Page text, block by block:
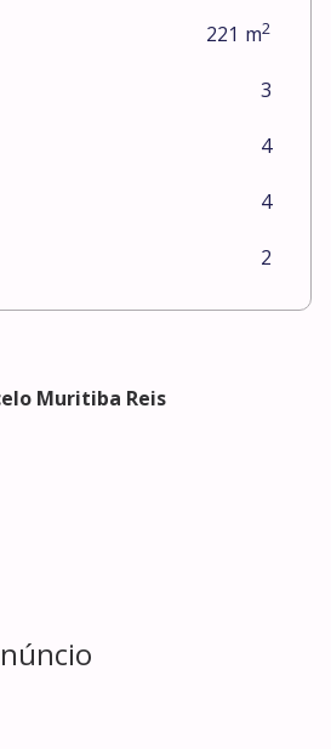
221 m2
3
4
4
2
Muritiba Reis